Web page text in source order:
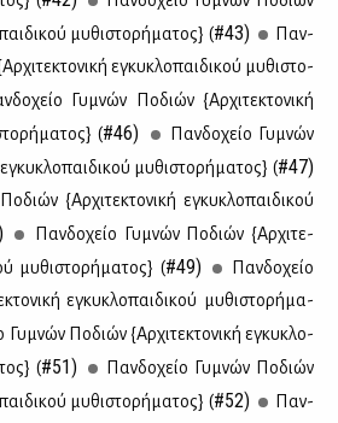
μυ­θι­στο­ρή­μα­τος} (#43)
Παν­
εγκυ­κλο­παι­δι­κού μυ­θι­στο­
Γυ­μνών Πο­διών {Αρ­χι­τε­κτο­νι­κή
(#46)
Παν­δο­χείο Γυ­μνών
μυ­θι­στο­ρή­μα­τος} (#47)
{Αρ­χι­τε­κτο­νι­κή εγκυ­κλο­παι­δι­κού
Παν­δο­χείο Γυ­μνών Πο­διών {Αρ­χι­τε­
μυ­θι­στο­ρή­μα­τος} (#49)
Παν­δο­χείο
εγκυ­κλο­παι­δι­κού μυ­θι­στο­ρή­μα­
Γυ­μνών Πο­διών {Αρ­χι­τε­κτο­νι­κή εγκυ­κλο­
(#51)
Παν­δο­χείο Γυ­μνών Πο­διών
μυ­θι­στο­ρή­μα­τος} (#52)
Παν­